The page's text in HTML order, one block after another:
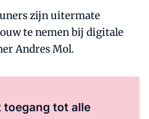
zijn uitermate
te nemen bij digitale
Andres Mol.
toegang tot alle